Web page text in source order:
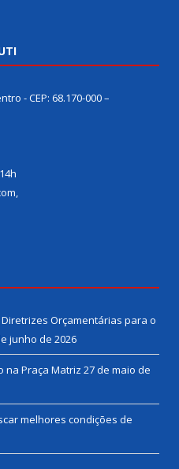
- CEP: 68.170-000 –
Orçamentárias para o
junho de 2026
na Praça Matriz 27 de maio de
melhores condições de